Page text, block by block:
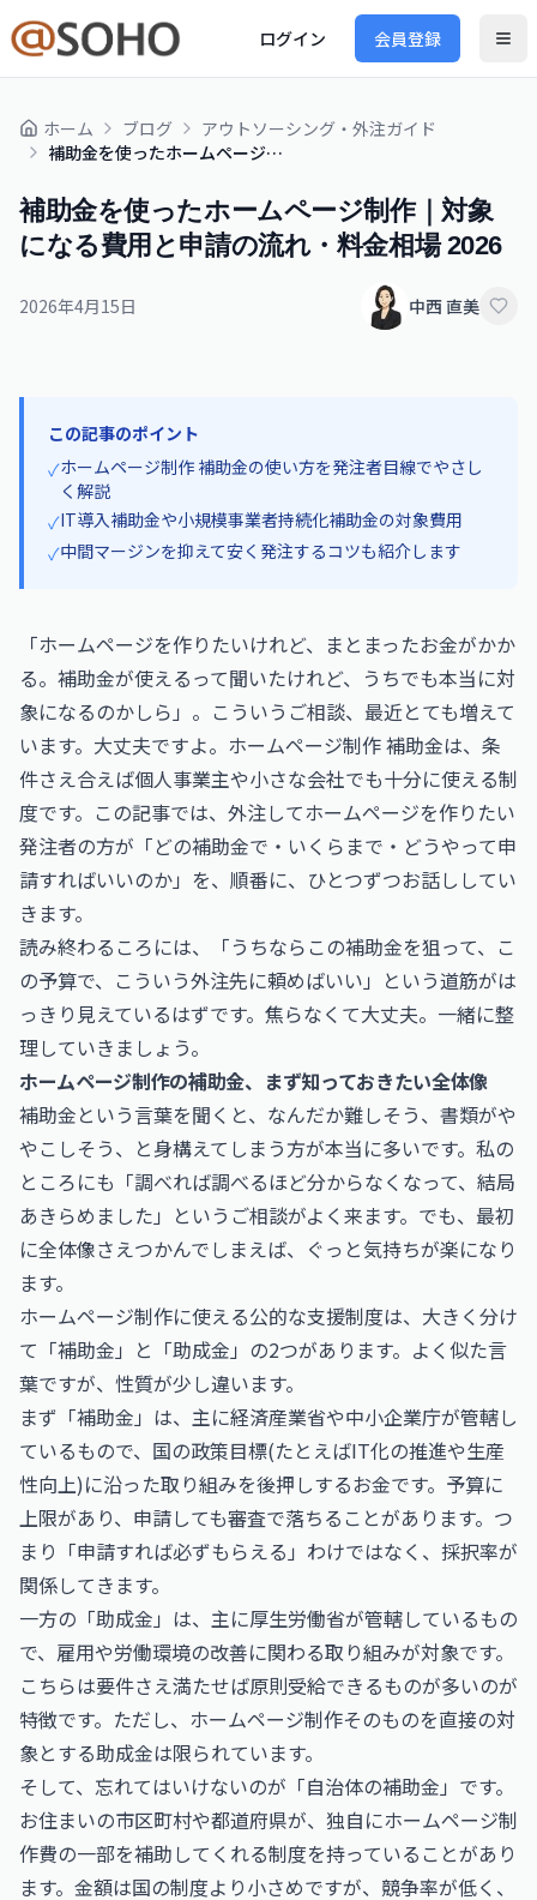
ログイン 会員登録
ホーム ブログ
アウトソーシング・外注ガイド
補助金を使ったホームページ制作｜対象になる費用と申請の流れ・料金相場 2026
補助金を使ったホームページ制作｜対象
になる費用と申請の流れ・料金相場 2026
2026年4月15日 中西 直美
この記事のポイント
✓ホームページ制作 補助金の使い方を発注者目線でやさし
く解説
✓IT導入補助金や小規模事業者持続化補助金の対象費用
✓中間マージンを抑えて安く発注するコツも紹介します
「ホームページを作りたいけれど、まとまったお金がかか
る。補助金が使えるって聞いたけれど、うちでも本当に対
象になるのかしら」。こういうご相談、最近とても増えて
います。大丈夫ですよ。ホームページ制作 補助金は、条
件さえ合えば個人事業主や小さな会社でも十分に使える制
度です。この記事では、外注してホームページを作りたい
発注者の方が「どの補助金で・いくらまで・どうやって申
請すればいいのか」を、順番に、ひとつずつお話ししてい
きます。
読み終わるころには、「うちならこの補助金を狙って、こ
の予算で、こういう外注先に頼めばいい」という道筋がは
っきり見えているはずです。焦らなくて大丈夫。一緒に整
理していきましょう。
ホームページ制作の補助金、まず知っておきたい全体像
補助金という言葉を聞くと、なんだか難しそう、書類がや
やこしそう、と身構えてしまう方が本当に多いです。私の
ところにも「調べれば調べるほど分からなくなって、結局
あきらめました」というご相談がよく来ます。でも、最初
に全体像さえつかんでしまえば、ぐっと気持ちが楽になり
ます。
ホームページ制作に使える公的な支援制度は、大きく分け
て「補助金」と「助成金」の2つがあります。よく似た言
葉ですが、性質が少し違います。
まず「補助金」は、主に経済産業省や中小企業庁が管轄し
ているもので、国の政策目標(たとえばIT化の推進や生産
性向上)に沿った取り組みを後押しするお金です。予算に
上限があり、申請しても審査で落ちることがあります。つ
まり「申請すれば必ずもらえる」わけではなく、採択率が
関係してきます。
一方の「助成金」は、主に厚生労働省が管轄しているもの
で、雇用や労働環境の改善に関わる取り組みが対象です。
こちらは要件さえ満たせば原則受給できるものが多いのが
特徴です。ただし、ホームページ制作そのものを直接の対
象とする助成金は限られています。
そして、忘れてはいけないのが「自治体の補助金」です。
お住まいの市区町村や都道府県が、独自にホームページ制
作費の一部を補助してくれる制度を持っていることがあり
ます。金額は国の制度より小さめですが、競争率が低く、